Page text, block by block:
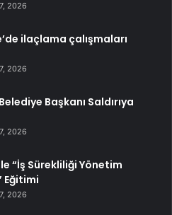
2026
ilaçlama çalışmaları
2026
Başkanı Saldırıya
2026
“İş Sürekliliği Yönetim
Eğitimi
2026